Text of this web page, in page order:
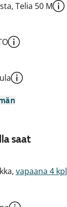
Telia 50 M
saat
vapaana 4 kpl